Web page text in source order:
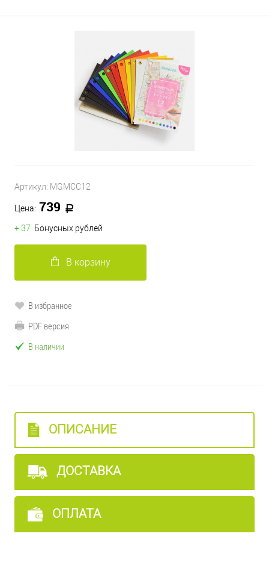
Артикул: MGMCC12
Цена: 739
+ 37 Бонусных рублей
В корзину
В избранное
PDF версия
В наличии
ОПИСАНИЕ
ДОСТАВКА
ОПЛАТА